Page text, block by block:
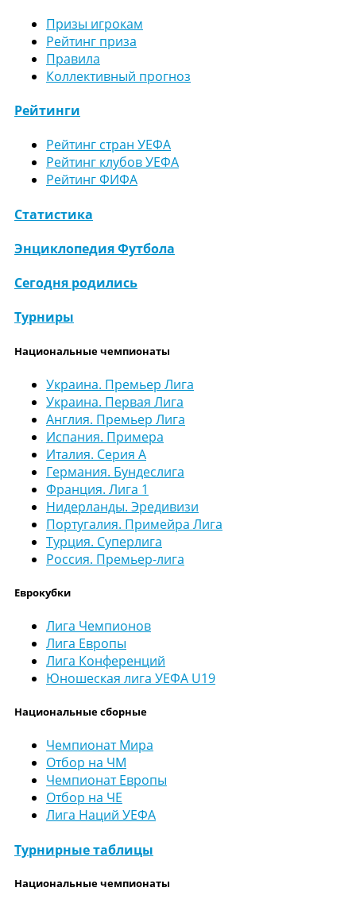
Призы игрокам
Рейтинг приза
Правила
Коллективный прогноз
Рейтинги
Рейтинг стран УЕФА
Рейтинг клубов УЕФА
Рейтинг ФИФА
Статистика
Энциклопедия Футбола
Сегодня родились
Турниры
Национальные чемпионаты
Украина. Премьер Лига
Украина. Первая Лига
Англия. Премьер Лига
Испания. Примера
Италия. Серия А
Германия. Бундеслига
Франция. Лига 1
Нидерланды. Эредивизи
Португалия. Примейра Лига
Турция. Суперлига
Россия. Премьер-лига
Еврокубки
Лига Чемпионов
Лига Европы
Лига Конференций
Юношеская лига УЕФА U19
Национальные сборные
Чемпионат Мира
Отбор на ЧМ
Чемпионат Европы
Отбор на ЧЕ
Лига Наций УЕФА
Турнирные таблицы
Национальные чемпионаты